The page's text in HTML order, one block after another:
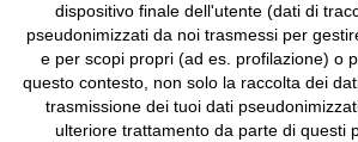
dispositivo finale dell'utente (dati di
pseudonimizzati da noi trasmessi per
e per scopi propri (ad es. profilazione) o
questo contesto, non solo la raccolta dei
trasmissione dei tuoi dati
ulteriore trattamento da parte di questi